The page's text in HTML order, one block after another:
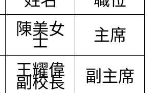
陳美女
士 主席
王耀偉
副校長 副主席